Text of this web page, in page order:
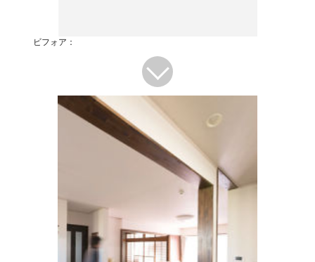
ビフォア：